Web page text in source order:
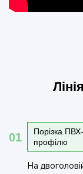
01
Порізка ПВХ-
профілю
На